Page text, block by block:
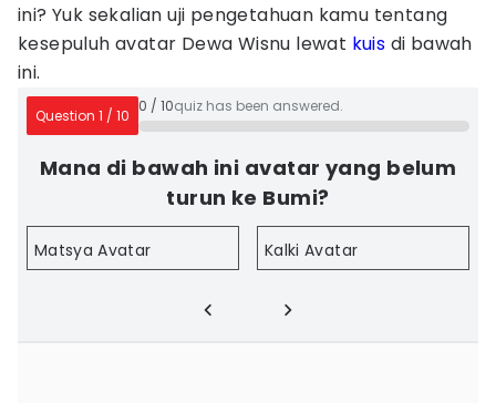
ini? Yuk sekalian uji pengetahuan kamu tentang
kesepuluh avatar Dewa Wisnu lewat kuis di bawah
ini.
Question 1 / 10
0 / 10quiz has been answered.
Mana di bawah ini avatar yang belum
turun ke Bumi?
Matsya Avatar Kalki Avatar